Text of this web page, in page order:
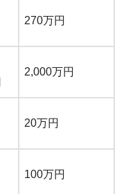
270万円
2,000万円
20万円
100万円